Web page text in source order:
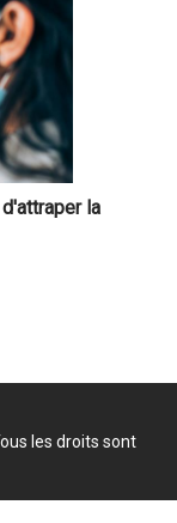
la
les droits sont